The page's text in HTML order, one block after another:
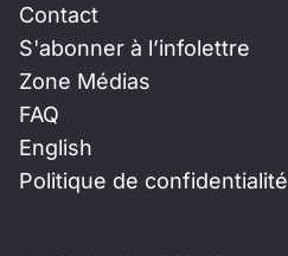
Contact
S'abonner à l’infolettre
Zone Médias
FAQ
English
Politique de confidentialité